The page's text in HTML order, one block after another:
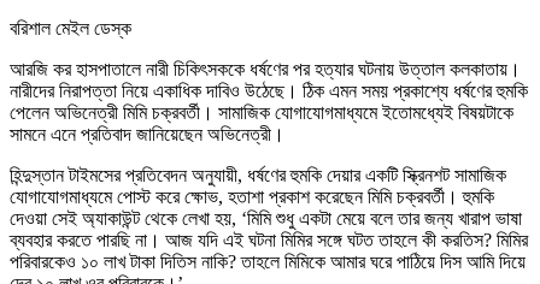
বরিশাল মেইল ডেস্ক
আরজি কর হাসপাতালে নারী চিকিৎসককে ধর্ষণের পর হত্যার ঘটনায় উত্তাল কলকাতায়।
নারীদের নিরাপত্তা নিয়ে একাধিক দাবিও উঠেছে। ঠিক এমন সময় প্রকাশ্যে ধর্ষণের হুমকি
পেলেন অভিনেত্রী মিমি চক্রবর্তী। সামাজিক যোগাযোগমাধ্যমে ইতোমধ্যেই বিষয়টাকে
সামনে এনে প্রতিবাদ জানিয়েছেন অভিনেত্রী।
হিন্দুস্তান টাইমসের প্রতিবেদন অনুযায়ী, ধর্ষণের হুমকি দেয়ার একটি স্ক্রিনশট সামাজিক
যোগাযোগমাধ্যমে পোস্ট করে ক্ষোভ, হতাশা প্রকাশ করেছেন মিমি চক্রবর্তী। হুমকি
দেওয়া সেই অ্যাকাউন্ট থেকে লেখা হয়, ‘মিমি শুধু একটা মেয়ে বলে তার জন্য খারাপ ভাষা
ব্যবহার করতে পারছি না। আজ যদি এই ঘটনা মিমির সঙ্গে ঘটত তাহলে কী করতিস? মিমির
পরিবারকেও ১০ লাখ টাকা দিতিস নাকি? তাহলে মিমিকে আমার ঘরে পাঠিয়ে দিস আমি দিয়ে